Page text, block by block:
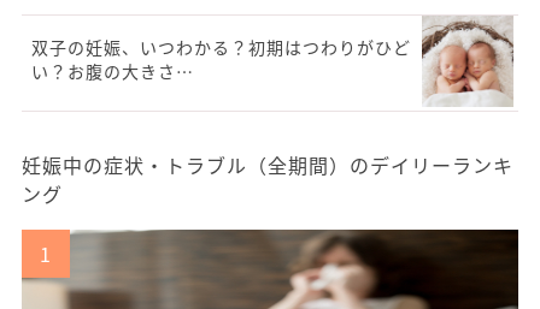
双子の妊娠、いつわかる？初期はつわりがひど
い？お腹の大きさ…
妊娠中の症状・トラブル（全期間）のデイリーランキ
ング